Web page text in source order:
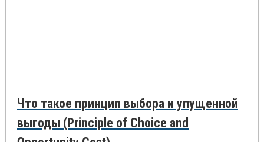
Что такое принцип выбора и упущенной
выгоды (Principle of Choice and